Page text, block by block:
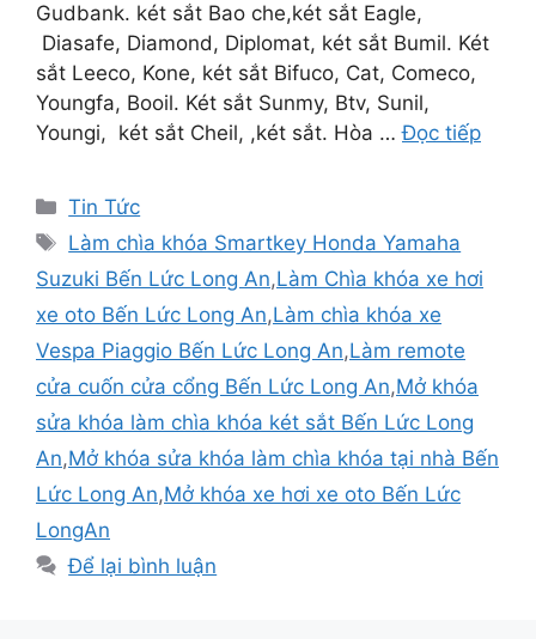
Gudbank. két sắt Bao che,két sắt Eagle,
Diasafe, Diamond, Diplomat, két sắt Bumil. Két
sắt Leeco, Kone, két sắt Bifuco, Cat, Comeco,
Youngfa, Booil. Két sắt Sunmy, Btv, Sunil,
Youngi, két sắt Cheil, ,két sắt. Hòa …Đọc tiếp
Tin Tức
Làm chìa khóa Smartkey Honda Yamaha
Suzuki Bến Lức Long An,Làm Chìa khóa xe hơi
xe oto Bến Lức Long An,Làm chìa khóa xe
Vespa Piaggio Bến Lức Long An,Làm remote
cửa cuốn cửa cổng Bến Lức Long An,Mở khóa
sửa khóa làm chìa khóa két sắt Bến Lức Long
An,Mở khóa sửa khóa làm chìa khóa tại nhà Bến
Lức Long An,Mở khóa xe hơi xe oto Bến Lức
LongAn
Để lại bình luận